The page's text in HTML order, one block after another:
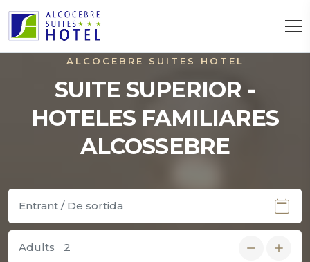
ALCOCEBRE SUITES HOTEL
SUITE SUPERIOR -
HOTELES FAMILIARES
ALCOSSEBRE
Adults